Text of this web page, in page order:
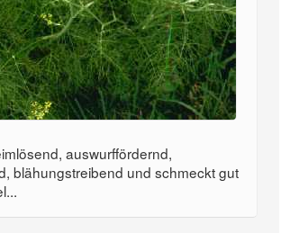
auswurffördernd,
blähungstreibend und schmeckt gut